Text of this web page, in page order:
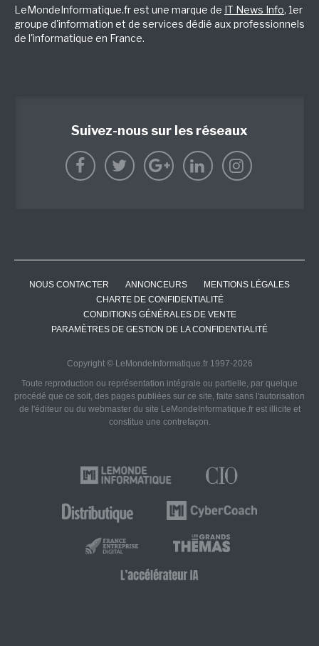
LeMondeInformatique.fr est une marque de IT News Info, 1er
groupe d'information et de services dédié aux professionnels
de l'informatique en France.
Suivez-nous sur les réseaux
NOUS CONTACTER ANNONCEURS
MENTIONS LÉGALES
CHARTE DE CONFIDENTIALITÉ
CONDITIONS GÉNÉRALES DE VENTE
PARAMÈTRES DE GESTION DE LA CONFIDENTIALITÉ
Copyright © LeMondeInformatique.fr 1997-2026
Toute reproduction ou représentation intégrale ou partielle, par quelque
procédé que ce soit, des pages publiées sur ce site, faite sans l'autorisation
de l'éditeur ou du webmaster du site LeMondeInformatique.fr est illicite et
constitue une contrefaçon.